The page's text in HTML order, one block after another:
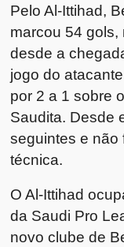
Pelo Al-Ittihad,
marcou 54
desde a
jogo do
por 2 a 1 sobre
Saudita. Desde
seguintes e não
técnica.
O Al-Ittihad
da Saudi Pro
novo clube de